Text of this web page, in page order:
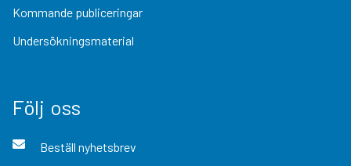
Kommande publiceringar
Undersökningsmaterial
Följ oss
Beställ nyhetsbrev